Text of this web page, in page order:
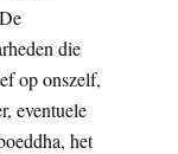
die
op onszelf,
eventuele
het